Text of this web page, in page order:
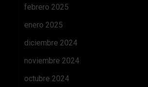
febrero 2025
enero 2025
diciembre 2024
noviembre 2024
octubre 2024